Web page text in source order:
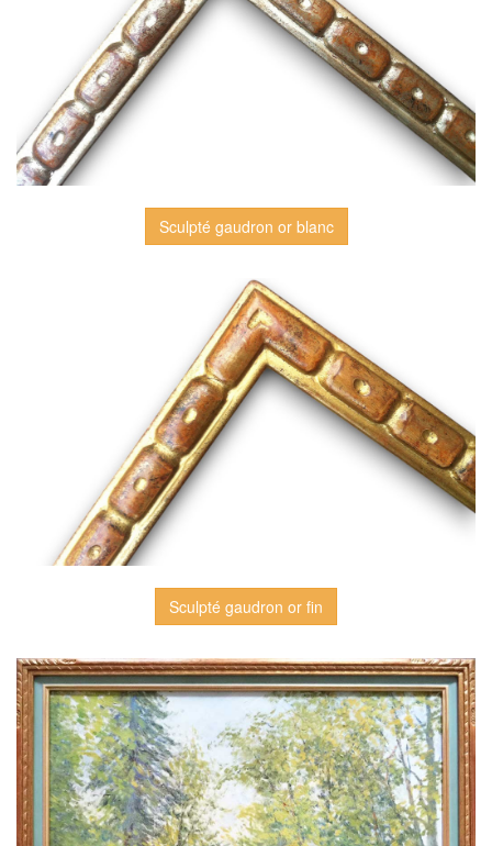
Sculpté gaudron or blanc
Sculpté gaudron or fin